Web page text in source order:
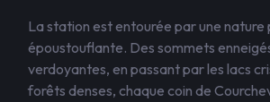
La station est entourée par une
époustouflante. Des sommets
verdoyantes, en passant par les lacs
forêts denses, chaque coin de